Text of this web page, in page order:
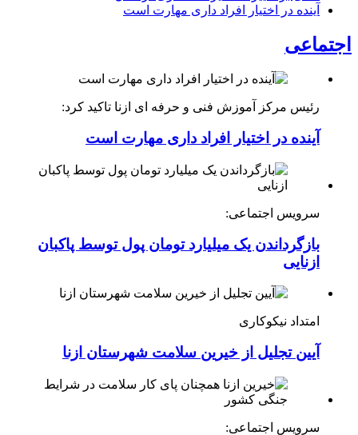
آینده در اختیار افراد داری مهارت است
اجتماعی
رئیس مرکز آموزش فنی و حرفه ای ازنا تاکید کرد:
آینده در اختیار افراد داری مهارت است
سرویس اجتماعی:
بازگرداندن یک میلیارد تومان پول توسط پاکبان
ازنایی
امتداد نیکوکاری
آیین تجلیل از خیرین سلامت شهرستان ازنا
سرویس اجتماعی: